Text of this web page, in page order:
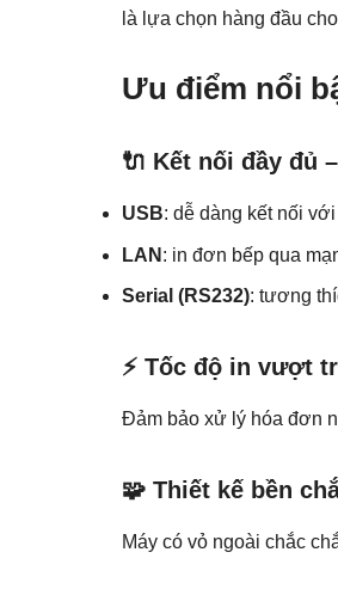
là lựa chọn hàng đầu cho
Ưu điểm nổi
🔌 Kết nối đầy đủ
USB: dễ dàng kết nối
LAN : in đơn bếp qua
Serial (RS232): tương
⚡ Tốc độ in vượt
Đảm bảo xử lý hóa đơn
🧩 Thiết kế bền
Máy có vỏ ngoài chắc